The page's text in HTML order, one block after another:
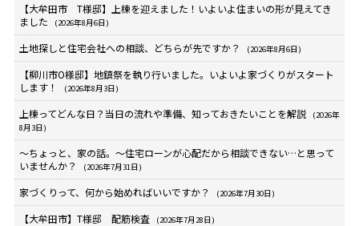
【大牟田市 T様邸】上棟を迎えました！いよいよ住まいの形が見えてき
ました
(2026年8月6日)
土地探しと住宅会社への相談、どちらが先ですか？ (2026年8月6日)
【柳川市O様邸】地鎮祭を執り行いました。いよいよ家づくりがスタート
します！
(2026年8月3日)
上棟ってどんな日？当日の流れや準備、知っておきたいことを解説
(2026年
8月3日)
～ちょっと、家の話。～住宅ローンが心配だから相談できない…と思って
いませんか？
(2026年7月31日)
家づくりって、何から始めればいいですか？ (2026年7月30日)
【大牟田市】T様邸 配筋検査 (2026年7月28日)